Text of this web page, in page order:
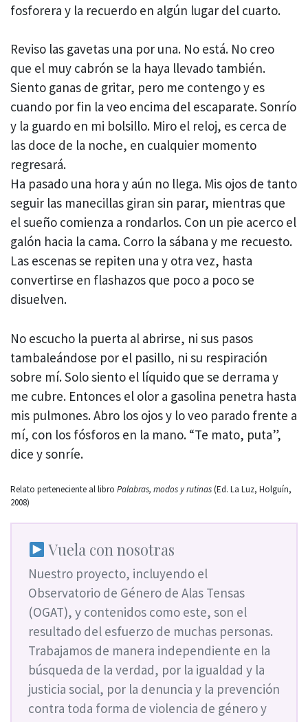
fosforera y la recuerdo en algún lugar del cuarto.
Reviso las gavetas una por una. No está. No creo
que el muy cabrón se la haya llevado también.
Siento ganas de gritar, pero me contengo y es
cuando por fin la veo encima del escaparate. Sonrío
y la guardo en mi bolsillo. Miro el reloj, es cerca de
las doce de la noche, en cualquier momento
regresará.
Ha pasado una hora y aún no llega. Mis ojos de tanto
seguir las manecillas giran sin parar, mientras que
el sueño comienza a rondarlos. Con un pie acerco el
galón hacia la cama. Corro la sábana y me recuesto.
Las escenas se repiten una y otra vez, hasta
convertirse en flashazos que poco a poco se
disuelven.
No escucho la puerta al abrirse, ni sus pasos
tambaleándose por el pasillo, ni su respiración
sobre mí. Solo siento el líquido que se derrama y
me cubre. Entonces el olor a gasolina penetra hasta
mis pulmones. Abro los ojos y lo veo parado frente a
mí, con los fósforos en la mano. “Te mato, puta”,
dice y sonríe.
Relato perteneciente al libro Palabras, modos y rutinas(Ed. La Luz, Holguín,
2008)
Vuela con nosotras
Nuestro proyecto, incluyendo el
Observatorio de Género de Alas Tensas
(OGAT), y contenidos como este, son el
resultado del esfuerzo de muchas personas.
Trabajamos de manera independiente en la
búsqueda de la verdad, por la igualdad y la
justicia social, por la denuncia y la prevención
contra toda forma de violencia de género y